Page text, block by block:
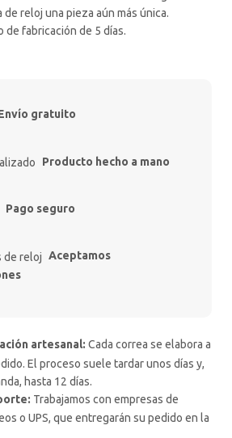
reloj una pieza aún más única.
de fabricación de 5 días.
gratuito
Producto hecho a mano
Pago seguro
Aceptamos
artesanal: Cada correa se elabora a
El proceso suele tardar unos días y,
hasta 12 días.
Trabajamos con empresas de
o UPS, que entregarán su pedido en la